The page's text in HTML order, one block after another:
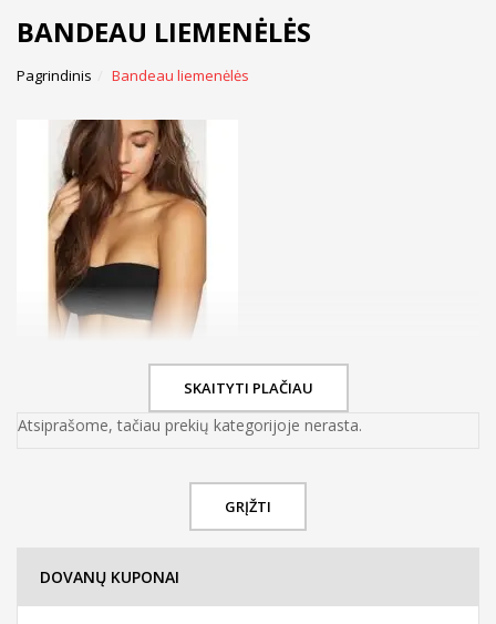
BANDEAU LIEMENĖLĖS
Pagrindinis Bandeau liemenėlės
SKAITYTI PLAČIAU
Atsiprašome, tačiau prekių kategorijoje nerasta.
GRĮŽTI
DOVANŲ KUPONAI